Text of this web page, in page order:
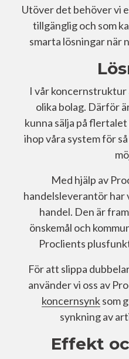
Utöver det behöver vi
tillgänglig och som
smarta lösningar när
I vår
olika bolag. Därför
kunna sälja på
ihop våra system för
Med hjälp av
handelsleverantör har
handel. Den är
önskemål och
Proclients
För att slippa
använder vi oss av
koncernsynksom
synkning av
Effekt